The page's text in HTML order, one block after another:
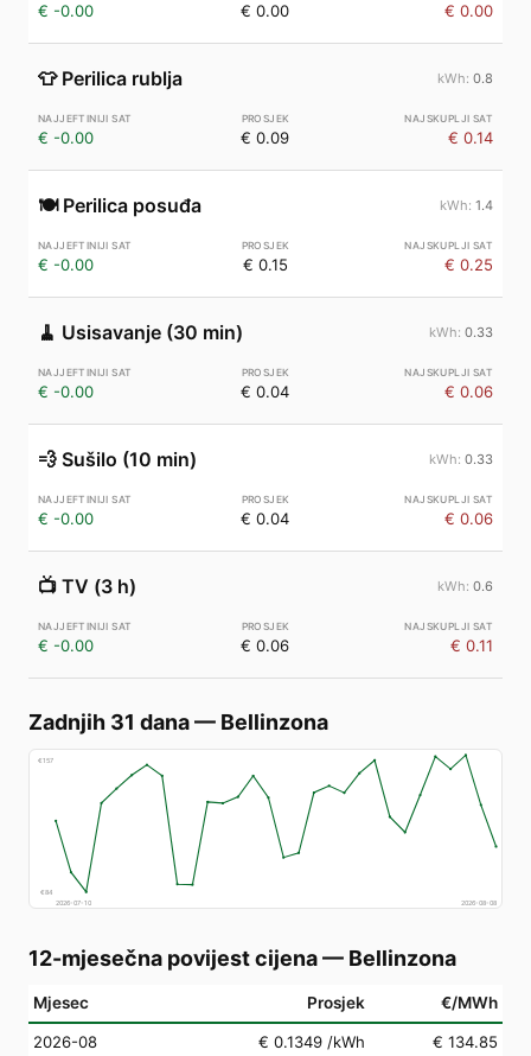
€ -0.00 € 0.00 € 0.00
👕 Perilica rublja 0.8
€ -0.00 € 0.09 € 0.14
🍽️ Perilica posuđa 1.4
€ -0.00 € 0.15 € 0.25
🧹 Usisavanje (30 min) 0.33
€ -0.00 € 0.04 € 0.06
💨 Sušilo (10 min) 0.33
€ -0.00 € 0.04 € 0.06
📺 TV (3 h) 0.6
€ -0.00 € 0.06 € 0.11
Zadnjih 31 dana— Bellinzona
€157
€84
2026-07-10
2026-08-08
12-mjesečna povijest cijena— Bellinzona
Mjesec Prosjek €/MWh
2026-08 € 0.1349 /kWh
€ 134.85